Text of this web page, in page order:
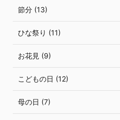
節分 (13)
ひな祭り (11)
お花見 (9)
こどもの日 (12)
母の日 (7)